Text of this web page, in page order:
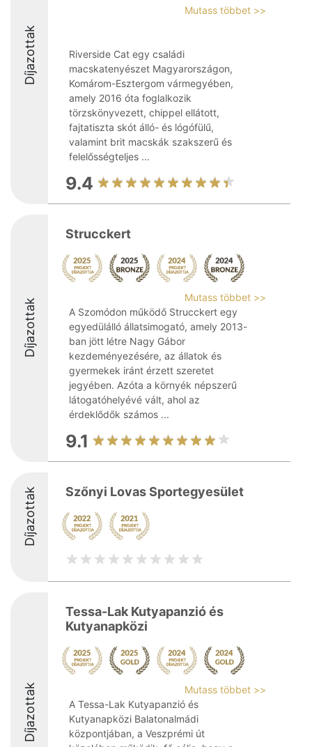
Díjazottak
Mutass többet >>
Riverside Cat egy családi
macskatenyészet Magyarországon,
Komárom-Esztergom vármegyében,
amely 2016 óta foglalkozik
törzskönyvezett, chippel ellátott,
fajtatiszta skót álló- és lógófülű,
valamint brit macskák szakszerű és
felelősségteljes ...
9.4
Díjazottak
Strucckert
Mutass többet >>
A Szomódon működő Strucckert egy
egyedülálló állatsimogató, amely 2013-
ban jött létre Nagy Gábor
kezdeményezésére, az állatok és
gyermekek iránt érzett szeretet
jegyében. Azóta a környék népszerű
látogatóhelyévé vált, ahol az
érdeklődők számos ...
9.1
Díjazottak Szőnyi Lovas Sportegyesület
Díjazottak
Tessa-Lak Kutyapanzió és
Kutyanapközi
Mutass többet >>
A Tessa-Lak Kutyapanzió és
Kutyanapközi Balatonalmádi
központjában, a Veszprémi út